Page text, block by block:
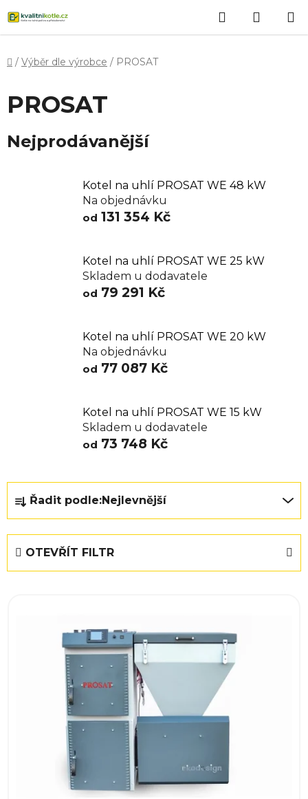
na
obsah
Hledat
KOŠÍK
Domů
/ Výběr dle výrobce / PROSAT
PROSAT
Nejprodávanější
Kotel na uhlí PROSAT WE 48 kW
Na objednávku
od 131 354 Kč
Kotel na uhlí PROSAT WE 25 kW
Skladem u dodavatele
od 79 291 Kč
Kotel na uhlí PROSAT WE 20 kW
Na objednávku
od 77 087 Kč
Kotel na uhlí PROSAT WE 15 kW
Skladem u dodavatele
od 73 748 Kč
a
z
e
n
Řadit podle:Nejlevnější
OTEVŘÍT FILTR